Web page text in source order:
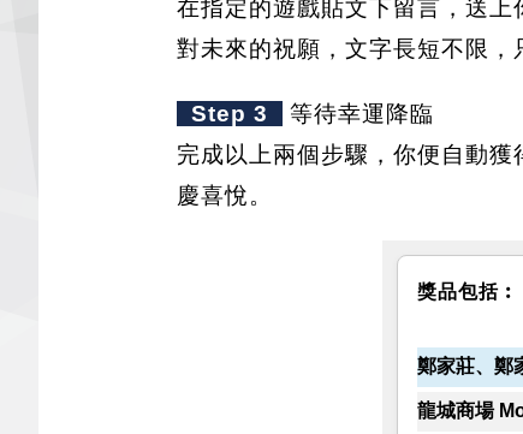
在指定的遊戲貼文下留言，送
對未來的祝願，文字長短不限，
Step 3
等待幸運降臨
完成以上兩個步驟，你便自動
慶喜悅。
獎品包括︰
鄭家莊、鄭
龍城商場